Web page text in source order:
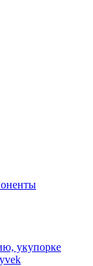
укупорке